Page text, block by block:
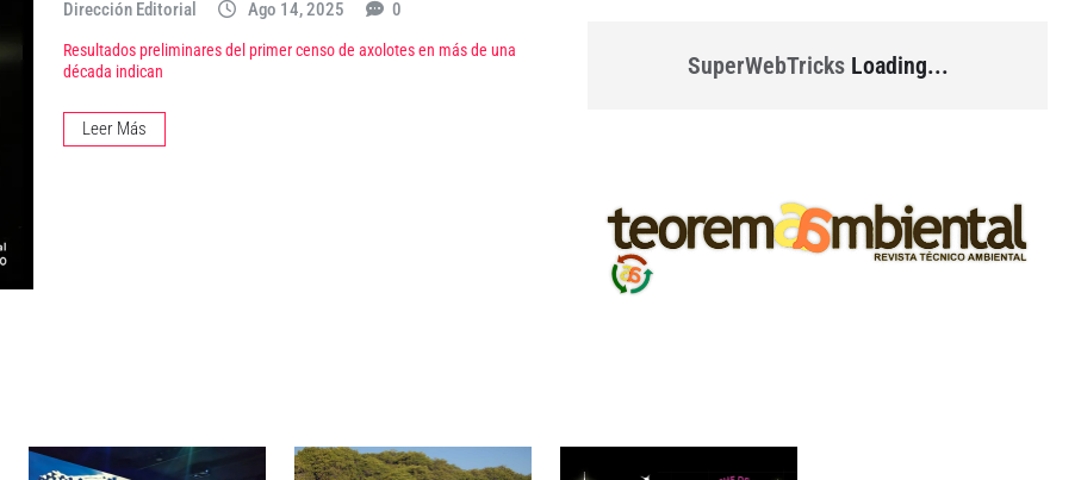
Dirección Editorial Ago 14, 2025 0
Resultados preliminares del primer censo de axolotes en más de una
década indican
Leer Más
SuperWebTricksLoading...